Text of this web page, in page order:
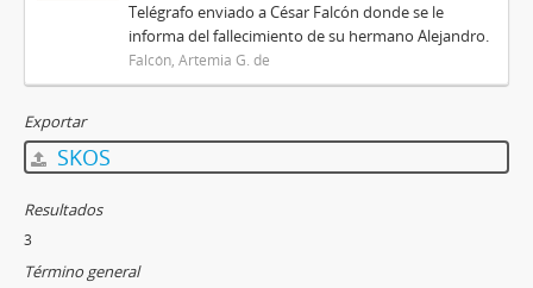
Telégrafo enviado a César Falcón donde se le
informa del fallecimiento de su hermano Alejandro.
Falcón, Artemia G. de
Exportar
SKOS
Resultados
3
Término general